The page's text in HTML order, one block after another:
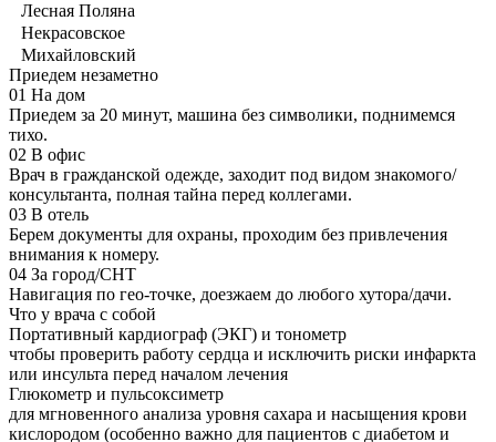
Лесная Поляна
Некрасовское
Михайловский
Приедем незаметно
01 На дом
Приедем за 20 минут, машина без символики, поднимемся
тихо.
02 В офис
Врач в гражданской одежде, заходит под видом знакомого/
консультанта, полная тайна перед коллегами.
03 В отель
Берем документы для охраны, проходим без привлечения
внимания к номеру.
04 За город/СНТ
Навигация по гео-точке, доезжаем до любого хутора/дачи.
Что у врача с собой
Портативный кардиограф (ЭКГ) и тонометр
чтобы проверить работу сердца и исключить риски инфаркта
или инсульта перед началом лечения
Глюкометр и пульсоксиметр
для мгновенного анализа уровня сахара и насыщения крови
кислородом (особенно важно для пациентов с диабетом и